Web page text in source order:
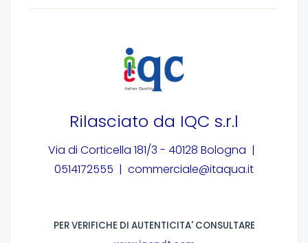
Rilasciato da IQC s.r.l
Via di Corticella 181/3 - 40128 Bologna |
0514172555 | commerciale@itaqua.it
PER VERIFICHE DI AUTENTICITA' CONSULTARE